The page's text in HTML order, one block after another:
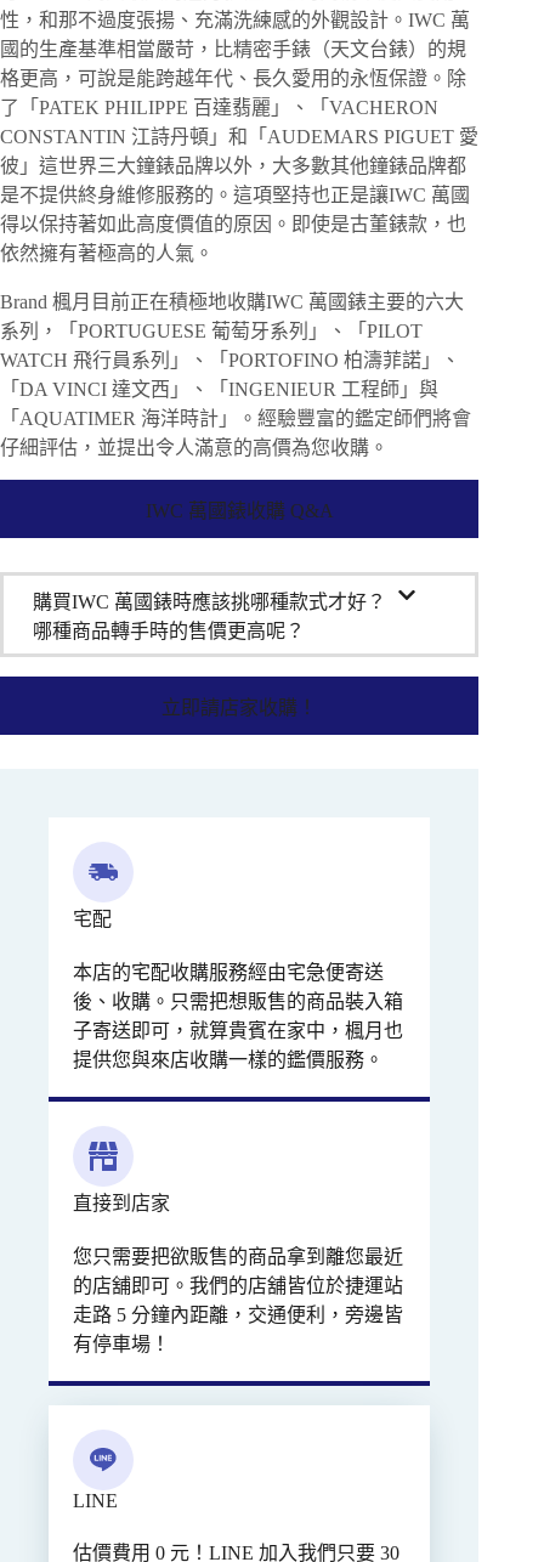
性，和那不過度張揚、充滿洗練感的外觀設計。IWC 萬
國的生產基準相當嚴苛，比精密手錶（天文台錶）的規
格更高，可說是能跨越年代、長久愛用的永恆保證。除
了「PATEK PHILIPPE 百達翡麗」、「VACHERON
CONSTANTIN 江詩丹頓」和「AUDEMARS PIGUET 愛
彼」這世界三大鐘錶品牌以外，大多數其他鐘錶品牌都
是不提供終身維修服務的。這項堅持也正是讓IWC 萬國
得以保持著如此高度價值的原因。即使是古董錶款，也
依然擁有著極高的人氣。
Brand 楓月目前正在積極地收購IWC 萬國錶主要的六大
系列，「PORTUGUESE 葡萄牙系列」、「PILOT
WATCH 飛行員系列」、「PORTOFINO 柏濤菲諾」、
「DA VINCI 達文西」、「INGENIEUR 工程師」與
「AQUATIMER 海洋時計」。經驗豐富的鑑定師們將會
仔細評估，並提出令人滿意的高價為您收購。
IWC 萬國錶收購 Q&A
購買IWC 萬國錶時應該挑哪種款式才好？
哪種商品轉手時的售價更高呢？
立即請店家收購！
宅配
本店的宅配收購服務經由宅急便寄送
後、收購。只需把想販售的商品裝入箱
子寄送即可，就算貴賓在家中，楓月也
提供您與來店收購一樣的鑑價服務。
直接到店家
您只需要把欲販售的商品拿到離您最近
的店舖即可。我們的店舖皆位於捷運站
走路 5 分鐘內距離，交通便利，旁邊皆
有停車場！
LINE
估價費用 0 元！LINE 加入我們只要 30